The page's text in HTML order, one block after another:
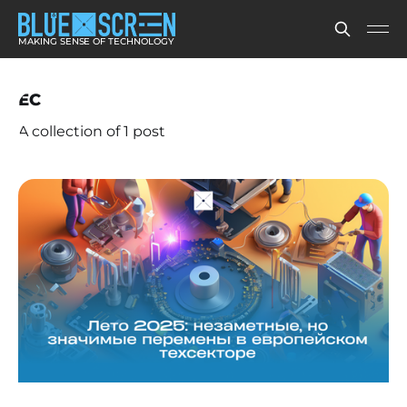
MAKING SENSE OF TECHNOLOGY
ЕС
A collection of 1 post